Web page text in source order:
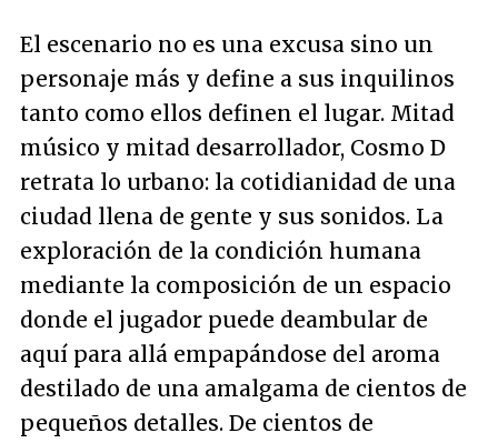
El escenario no es una excusa sino un
personaje más y define a sus inquilinos
tanto como ellos definen el lugar. Mitad
músico y mitad desarrollador, Cosmo D
retrata lo urbano: la cotidianidad de una
ciudad llena de gente y sus sonidos. La
exploración de la condición humana
mediante la composición de un espacio
donde el jugador puede deambular de
aquí para allá empapándose del aroma
destilado de una amalgama de cientos de
pequeños detalles. De cientos de